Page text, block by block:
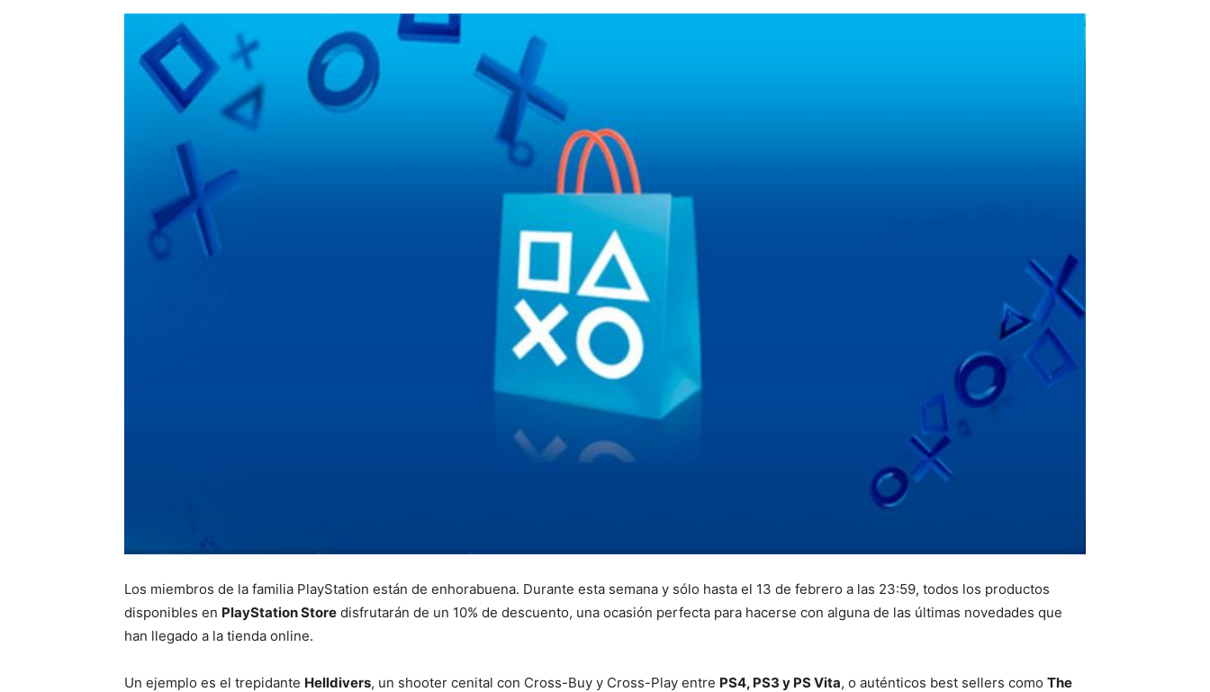
Los miembros de la familia PlayStation están de enhorabuena. Durante esta semana y sólo hasta el 13 de febrero a las 23:59, todos los productos
disponibles en PlayStation Store disfrutarán de un 10% de descuento, una ocasión perfecta para hacerse con alguna de las últimas novedades que
han llegado a la tienda online.
Un ejemplo es el trepidante Helldivers, un shooter cenital con Cross-Buy y Cross-Play entre PS4, PS3 y PS Vita, o auténticos best sellers como The